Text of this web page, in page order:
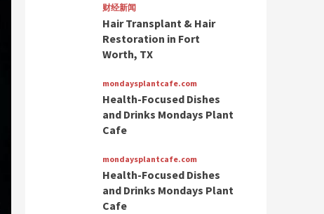
财经新闻
Hair Transplant & Hair
Restoration in Fort
Worth, TX
mondaysplantcafe.com
Health-Focused Dishes
and Drinks Mondays Plant
Cafe
mondaysplantcafe.com
Health-Focused Dishes
and Drinks Mondays Plant
Cafe